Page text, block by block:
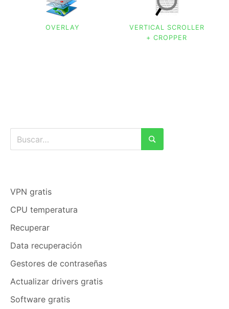
OVERLAY
VERTICAL SCROLLER
+ CROPPER
Buscar:
Buscar
VPN gratis
CPU temperatura
Recuperar
Data recuperación
Gestores de contraseñas
Actualizar drivers gratis
Software gratis